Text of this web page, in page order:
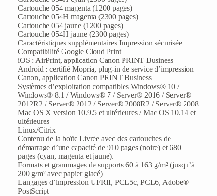
Cartouche 054 magenta (1200 pages)
Cartouche 054H magenta (2300 pages)
Cartouche 054 jaune (1200 pages)
Cartouche 054H jaune (2300 pages)
Caractéristiques supplémentaires Impression sécurisée
Compatibilité Google Cloud Print
iOS : AirPrint, application Canon PRINT Business
Android : certifié Mopria, plug-in de service d’impression
Canon, application Canon PRINT Business
Systèmes d’exploitation compatibles Windows® 10 /
Windows® 8.1 / Windows® 7 / Server® 2016 / Server®
2012R2 / Server® 2012 / Server® 2008R2 / Server® 2008
Mac OS X version 10.9.5 et ultérieures / Mac OS 10.14 et
ultérieures
Linux/Citrix
Contenu de la boîte Livrée avec des cartouches de
démarrage d’une capacité de 910 pages (noire) et 680
pages (cyan, magenta et jaune).
Formats et grammages de supports 60 à 163 g/m² (jusqu’à
200 g/m² avec papier glacé)
Langages d’impression UFRII, PCL5c, PCL6, Adobe®
PostScript